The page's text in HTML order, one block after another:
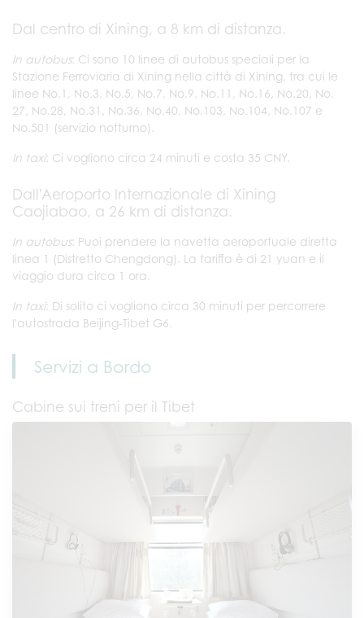
Dal centro di Xining, a 8 km di distanza.
In autobus: Ci sono 10 linee di autobus speciali per la
Stazione Ferroviaria di Xining nella città di Xining, tra cui le
linee No.1, No.3, No.5, No.7, No.9, No.11, No.16, No.20, No.
27, No.28, No.31, No.36, No.40, No.103, No.104, No.107 e
No.501 (servizio notturno).
In taxi: Ci vogliono circa 24 minuti e costa 35 CNY.
Dall'Aeroporto Internazionale di Xining
Caojiabao, a 26 km di distanza.
In autobus: Puoi prendere la navetta aeroportuale diretta
linea 1 (Distretto Chengdong). La tariffa è di 21 yuan e il
viaggio dura circa 1 ora.
In taxi: Di solito ci vogliono circa 30 minuti per percorrere
l'autostrada Beijing-Tibet G6.
Servizi a Bordo
Cabine sui treni per il Tibet